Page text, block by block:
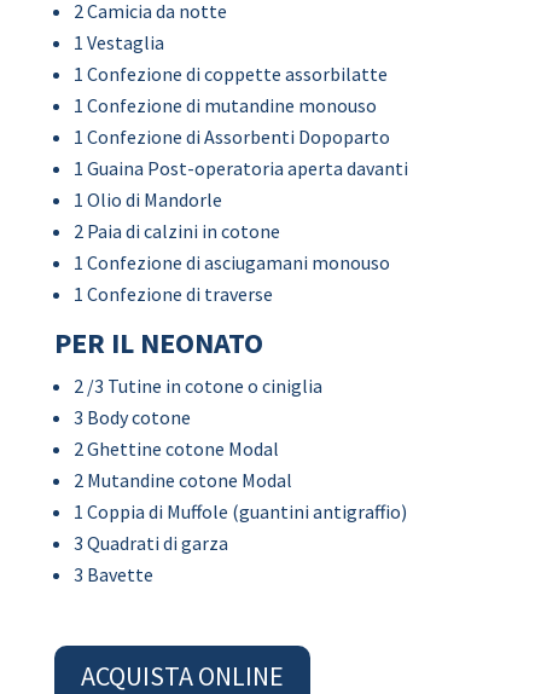
2 Camicia da notte
1 Vestaglia
1 Confezione di coppette assorbilatte
1 Confezione di mutandine monouso
1 Confezione di Assorbenti Dopoparto
1 Guaina Post-operatoria aperta davanti
1 Olio di Mandorle
2 Paia di calzini in cotone
1 Confezione di asciugamani monouso
1 Confezione di traverse
PER IL NEONATO
2 /3 Tutine in cotone o ciniglia
3 Body cotone
2 Ghettine cotone Modal
2 Mutandine cotone Modal
1 Coppia di Muffole (guantini antigraffio)
3 Quadrati di garza
3 Bavette
ACQUISTA ONLINE